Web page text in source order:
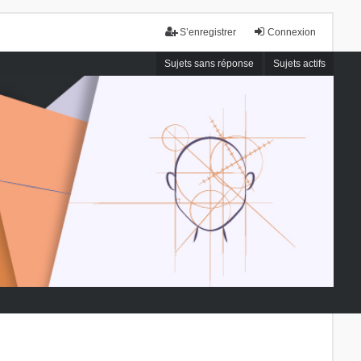
Connexion
S’enregistrer
Sujets sans réponse Sujets actifs